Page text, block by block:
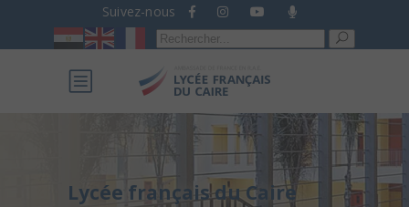
Suivez-nous
Recherche
pour :
Lycée français du Caire